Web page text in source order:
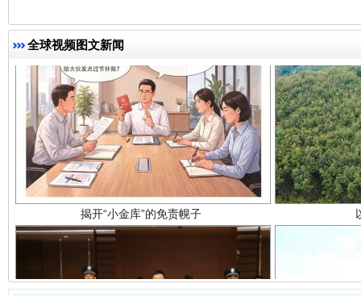
全球视频图文新闻
揭开“小金库”的免责幌子